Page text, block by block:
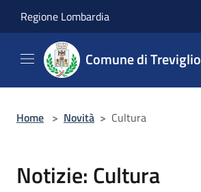
Regione Lombardia
Comune di Treviglio
Home > Novità > Cultura
Notizie: Cultura